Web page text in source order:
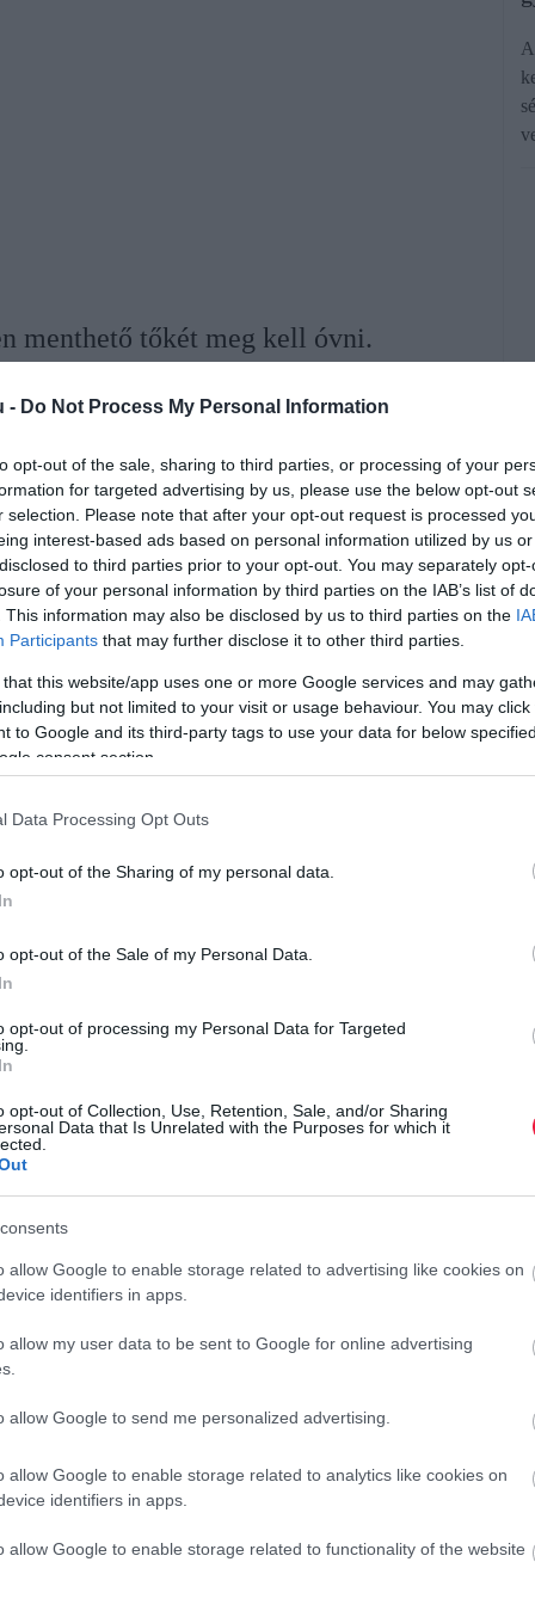
- Do Not Process My Personal Information
opt-out of the sale, sharing to third parties, or processing of your
for targeted advertising by us, please use the below opt-out
selection. Please note that after your opt-out request is processed
interest-based ads based on personal information utilized by us
to third parties prior to your opt-out. You may separately
of your personal information by third parties on the IAB’s list of
This information may also be disclosed by us to third parties on the
Participants that may further disclose it to other third parties.
that this website/app uses one or more Google services and may
but not limited to your visit or usage behaviour. You may
to Google and its third-party tags to use your data for below
consent section.
Data Processing Opt Outs
opt-out of the Sharing of my personal data.
opt-out of the Sale of my Personal Data.
opt-out of processing my Personal Data for Targeted
opt-out of Collection, Use, Retention, Sale, and/or Sharing
Data that Is Unrelated with the Purposes for which it
allow Google to enable storage related to advertising like cookies on
identifiers in apps.
allow my user data to be sent to Google for online advertising
allow Google to send me personalized advertising.
allow Google to enable storage related to analytics like cookies on
identifiers in apps.
allow Google to enable storage related to functionality of the website
menthető tőkét meg kell óvni.
forrásként a Google Keresőben!
szőlőhegyen is kimutatták a szőlő
Ez azt jelenti, hogy a
kell elrendelni a növényvédelmi
főosztályvezetője arra hívta fel a figyelmet, hogy olyan
ezért a megelőzés lehet az egyetlen megoldás,
fertőzés, idén viszont fokozottan erősödött a
határozott és koncentrált intézkedés sorozatot
úgy néz ki, hogy ezt a betegséget vissza kell szorítani és
szőlőterületeket – ez csak minden érintett fokozott
– együttműködésével valósulhat meg. Az
a tüneteket mutató tőkéket minél előbb bejelentik a
írja a novenyvedoszer.hu.
használunk
szerez a hatóság a gyanúról, akkor annál gyorsabb
is be kell vonni. A Hegyközségek Nemzeti Tanácsa 6-8
a Nébih koordinálja."
ellen nem tudunk védekezni, de odafigyeléssel sok
is az előírt védekezések betartása, de a szüret utáni
légi védekezés indul a betegséggel legsúlyosabban
szaporítóanyag és ezt kell felhasználni az újra
ami a kezünkben van.
illetékes kormányhivatalhoz, amelyhez minden háttér